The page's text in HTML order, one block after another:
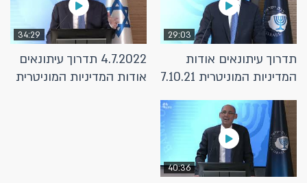
29:03
תדרוך עיתונאים אודות
המדיניות המוניטרית 7.10.21
34:29
4.7.2022 תדרוך עיתונאים
אודות המדיניות המוניטרית
40:36